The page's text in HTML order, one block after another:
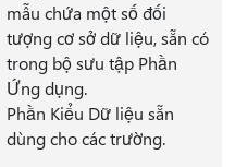
mẫu chứa một số đối
tượng cơ sở dữ liệu, sẵn có
trong bộ sưu tập Phần
Ứng dụng.
Phần Kiểu Dữ liệu sẵn
dùng cho các trường.